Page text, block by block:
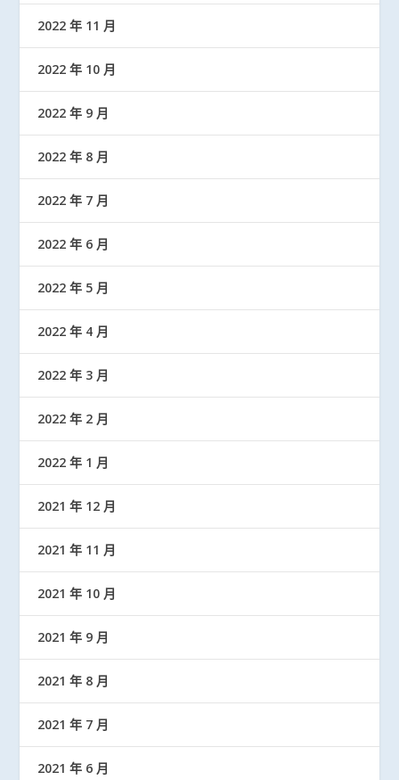
2022 年 11 月
2022 年 10 月
2022 年 9 月
2022 年 8 月
2022 年 7 月
2022 年 6 月
2022 年 5 月
2022 年 4 月
2022 年 3 月
2022 年 2 月
2022 年 1 月
2021 年 12 月
2021 年 11 月
2021 年 10 月
2021 年 9 月
2021 年 8 月
2021 年 7 月
2021 年 6 月